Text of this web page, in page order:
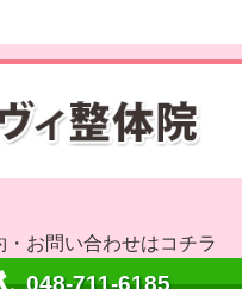
・お問い合わせはコチラ
048-711-6185